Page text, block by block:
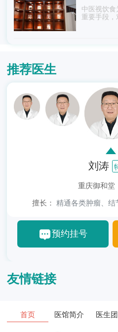
中医视饮
重要手段，
推荐医生
刘涛
重庆御和
擅长： 精通各类肿瘤、结
预约挂号
友情链接
首页 医馆简介 医生